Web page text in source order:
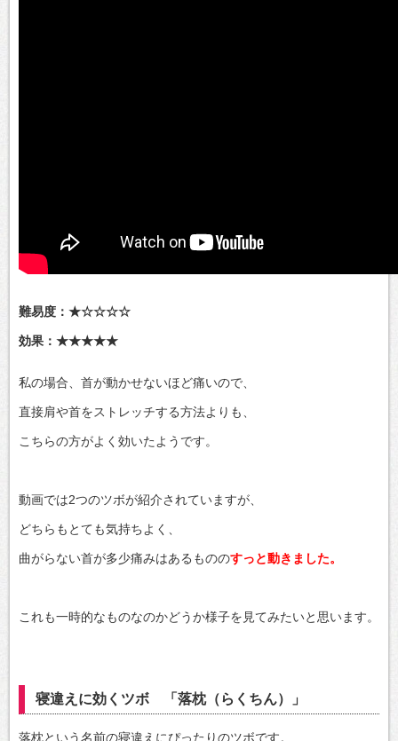
難易度：★☆☆☆☆
効果：★★★★★
私の場合、首が動かせないほど痛いので、
直接肩や首をストレッチする方法よりも、
こちらの方がよく効いたようです。
動画では2つのツボが紹介されていますが、
どちらもとても気持ちよく、
曲がらない首が多少痛みはあるもののすっと動きました。
これも一時的なものなのかどうか様子を見てみたいと思います。
寝違えに効くツボ 「落枕（らくちん）」
落枕という名前の寝違えにぴったりのツボです。